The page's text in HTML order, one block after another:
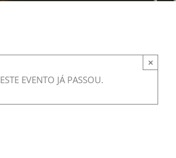
ESTE EVENTO JÁ PASSOU.
×